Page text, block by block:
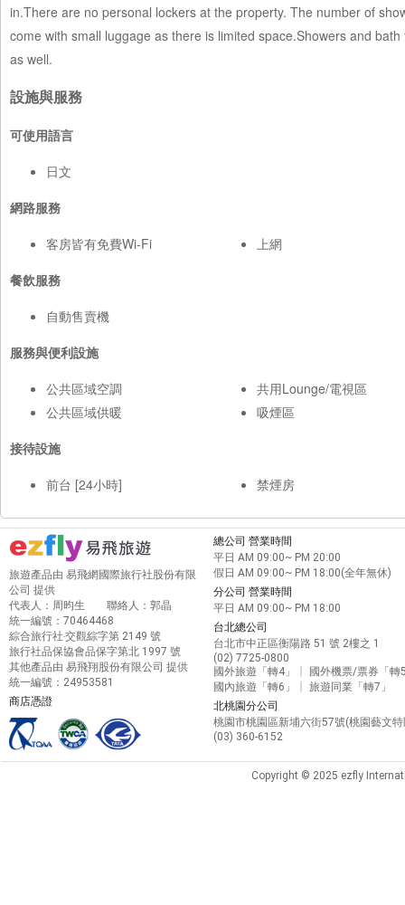
in.There are no personal lockers at the property. The number of
come with small luggage as there is limited space.Showers and
as well.
設施與服務
可使用語言
日文
網路服務
客房皆有免費Wi-Fi
上網
餐飲服務
自動售賣機
服務與便利設施
公共區域空調
公共區域供暖
共用Lounge/電視區
吸煙區
接待設施
前台 [24小時]
禁煙房